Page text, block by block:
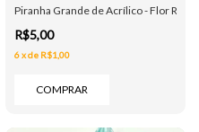
Cristais - 3 Cores
Piranha Grande de Acrílico - Flor
R$5,00
6 xde R$1,00
COMPRAR